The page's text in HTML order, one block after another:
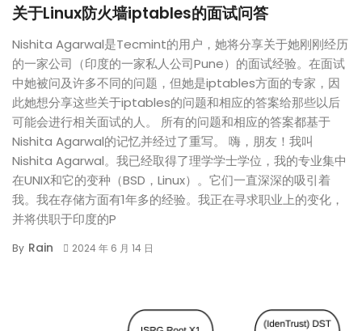
关于Linux防火墙iptables的面试问答
Nishita Agarwal是Tecmint的用户，她将分享关于她刚刚经历
的一家公司（印度的一家私人公司Pune）的面试经验。在面试
中她被问及许多不同的问题，但她是iptables方面的专家，因
此她想分享这些关于iptables的问题和相应的答案给那些以后
可能会进行相关面试的人。 所有的问题和相应的答案都基于
Nishita Agarwal的记忆并经过了重写。 嗨，朋友！我叫
Nishita Agarwal。我已经取得了理学学士学位，我的专业集中
在UNIX和它的变种（BSD，Linux）。它们一直深深的吸引着
我。我在存储方面有1年多的经验。我正在寻求职业上的变化，
并将供职于印度的P
By Rain 2024 年 6 月 14 日